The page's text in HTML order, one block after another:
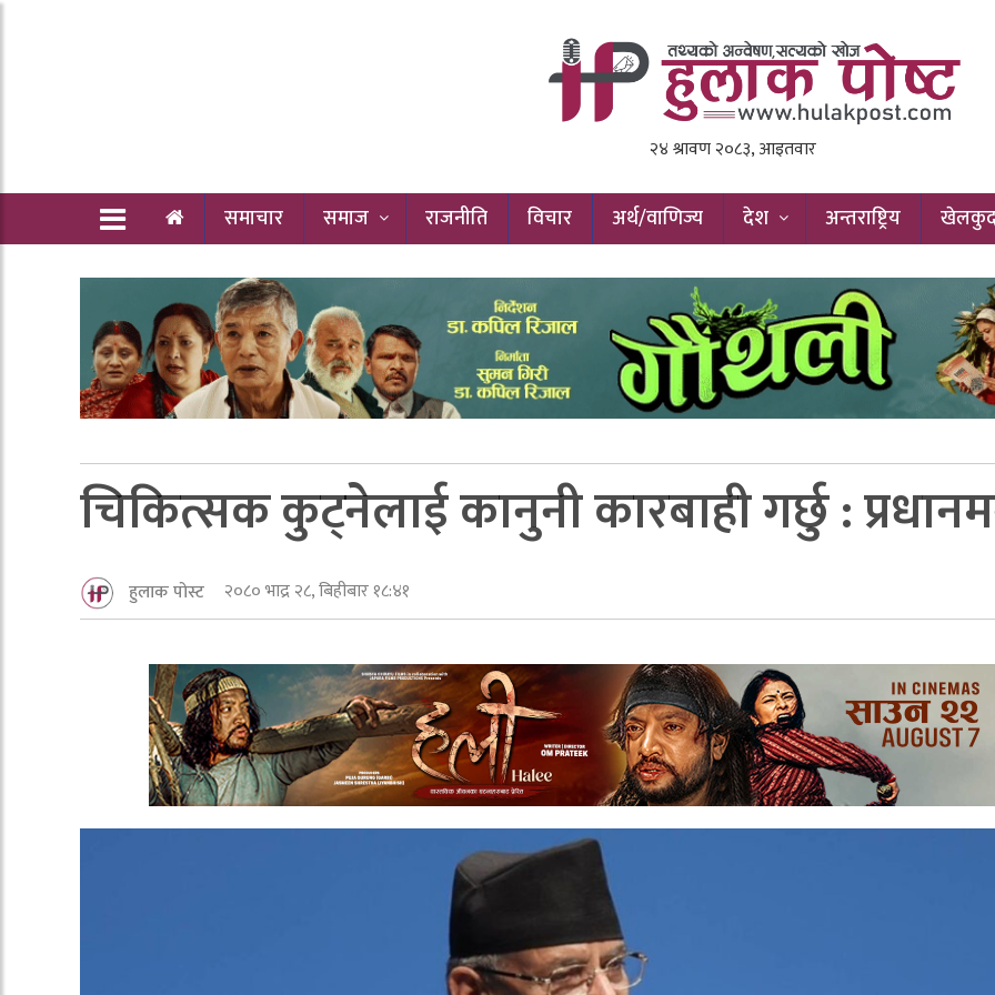
समाचार समाज राजनीति विचार अर्थ/वाणिज्य देश अन्तराष्ट्रिय
चिकित्सक कुट्नेलाई कानुनी कारबाही गर्छु :
हुलाक पोस्ट २०८० भाद्र २८, बिहीबार १८:४१